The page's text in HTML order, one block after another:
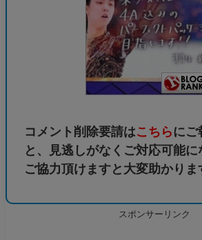
コメント削除要請はこちら にご
と、見逃しがなくご対応可能に
ご協力頂けますと大変助かりま
スポンサーリンク